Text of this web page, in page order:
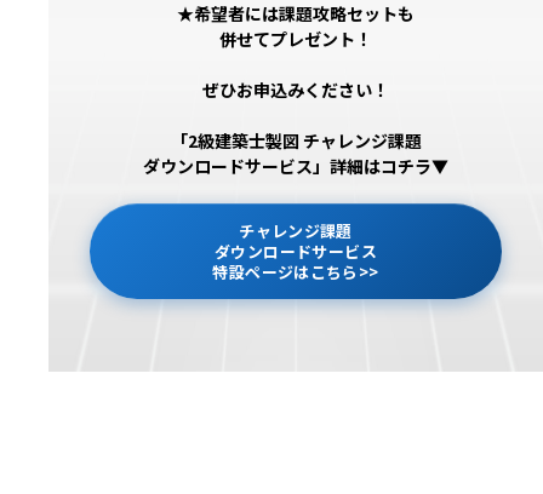
★希望者には課題攻略セットも
併せてプレゼント！
ぜひお申込みください！
「2級建築士製図 チャレンジ課題
ダウンロードサービス」詳細はコチラ▼
チャレンジ課題
ダウンロードサービス
特設ページはこちら>>